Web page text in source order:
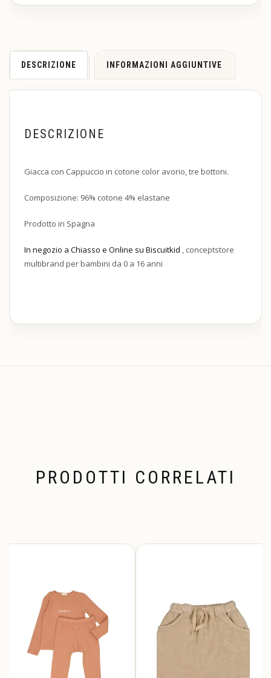
DESCRIZIONE INFORMAZIONI AGGIUNTIVE
DESCRIZIONE
Giacca con Cappuccio in cotone color avorio, tre bottoni.
Composizione: 96% cotone 4% elastane
Prodotto in Spagna
In negozio a Chiasso e Online su Biscuitkid , conceptstore
multibrand per bambini da 0 a 16 anni
PRODOTTI CORRELATI